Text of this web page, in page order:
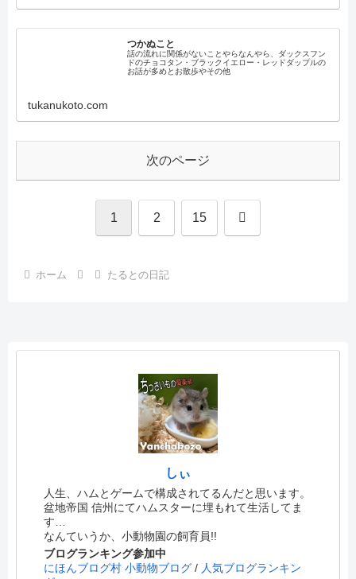
つかぬこと
話の流れに関係がないことやらなんやら、ダックスフン
ドのチョコタン・ブラックイエロー・レッドダップルの
お話が多めとお散歩やその他
tukanukoto.com
次のページ
1 2 15 次
ホーム たるとの日記
しぃ
人生、ハムとゲームで構成されてるんだと思います。
盆地帝国 信州にてハムスターに埋もれて生活してま
す…
なんていうか、小動物園の飼育員!!
ブログランキング参加中
にほんブログ村 小動物ブログ / 人気ブログランキン